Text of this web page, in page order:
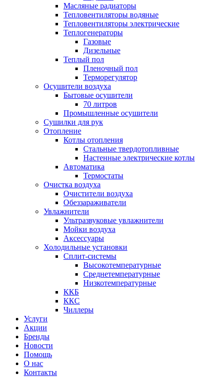
Масляные радиаторы
Тепловентиляторы водяные
Тепловентиляторы электрические
Теплогенераторы
Газовые
Дизельные
Теплый пол
Пленочный пол
Терморегулятор
Осушители воздуха
Бытовые осушители
70 литров
Промышленные осушители
Сушилки для рук
Отопление
Котлы отопления
Стальные твердотопливные
Настенные электрические котлы
Автоматика
Термостаты
Очистка воздуха
Очистители воздуха
Обеззараживатели
Увлажнители
Ультразвуковые увлажнители
Мойки воздуха
Аксессуары
Холодильные установки
Сплит-системы
Высокотемпературные
Среднетемпературные
Низкотемпературные
ККБ
ККС
Чиллеры
Услуги
Акции
Бренды
Новости
Помощь
О нас
Контакты